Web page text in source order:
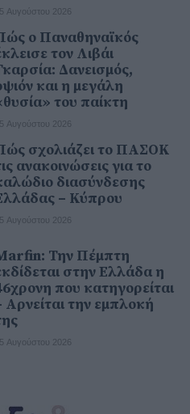
Αυγούστου 2026
ο Παναθηναϊκός
τον Λιβάι
Δανεισμός,
και η μεγάλη
του παίκτη
Αυγούστου 2026
σχολιάζει το ΠΑΣΟΚ
ανακοινώσεις για το
διασύνδεσης
– Κύπρου
Αυγούστου 2026
Την Πέμπτη
στην Ελλάδα η
που κατηγορείται
Αρνείται την εμπλοκή
Αυγούστου 2026